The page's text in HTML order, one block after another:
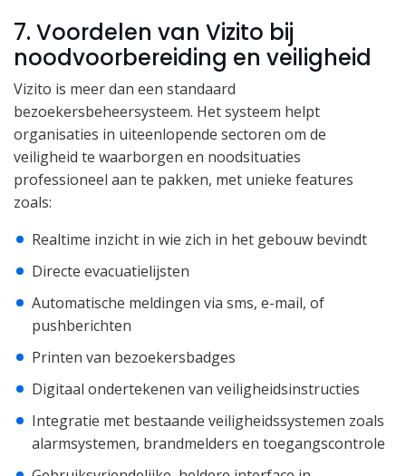
7. Voordelen van Vizito bij
noodvoorbereiding en veiligheid
Vizito is meer dan een standaard
bezoekersbeheersysteem. Het systeem helpt
organisaties in uiteenlopende sectoren om de
veiligheid te waarborgen en noodsituaties
professioneel aan te pakken, met unieke features
zoals:
Realtime inzicht in wie zich in het gebouw bevindt
Directe evacuatielijsten
Automatische meldingen via sms, e-mail, of
pushberichten
Printen van bezoekersbadges
Digitaal ondertekenen van veiligheidsinstructies
Integratie met bestaande veiligheidssystemen zoals
alarmsystemen, brandmelders en toegangscontrole